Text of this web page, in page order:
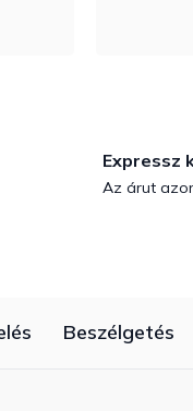
Expressz
Az árut
Beszélgetés